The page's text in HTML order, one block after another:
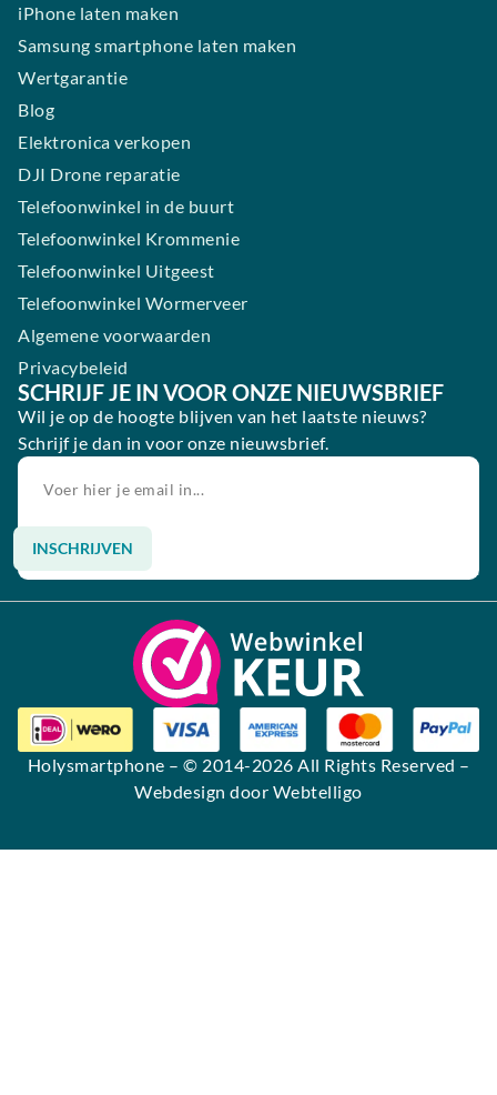
iPhone laten maken
Samsung smartphone laten maken
Wertgarantie
Blog
Elektronica verkopen
DJI Drone reparatie
Telefoonwinkel in de buurt
Telefoonwinkel Krommenie
Telefoonwinkel Uitgeest
Telefoonwinkel Wormerveer
Algemene voorwaarden
Privacybeleid
SCHRIJF JE IN VOOR ONZE NIEUWSBRIEF
Wil je op de hoogte blijven van het laatste nieuws?
Schrijf je dan in voor onze nieuwsbrief.
INSCHRIJVEN
Alternative:
Holysmartphone – © 2014-2026 All Rights Reserved –
Webdesign door Webtelligo